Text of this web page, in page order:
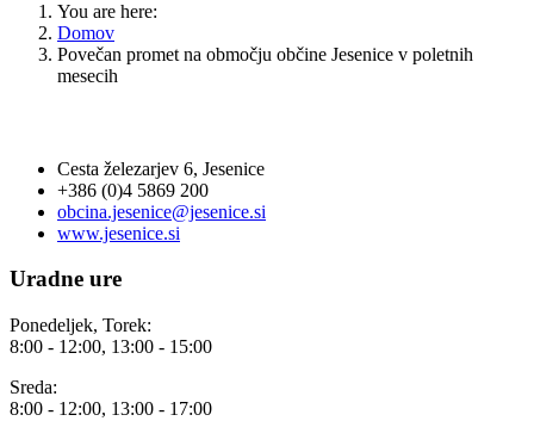
You are here:
Domov
Povečan promet na območju občine Jesenice v poletnih
mesecih
Cesta železarjev 6, Jesenice
+386 (0)4 5869 200
obcina.jesenice@jesenice.si
www.jesenice.si
Uradne ure
Ponedeljek, Torek:
8:00 - 12:00, 13:00 - 15:00
Sreda:
8:00 - 12:00, 13:00 - 17:00